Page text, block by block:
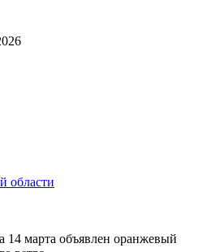
области
14 марта объявлен оранжевый